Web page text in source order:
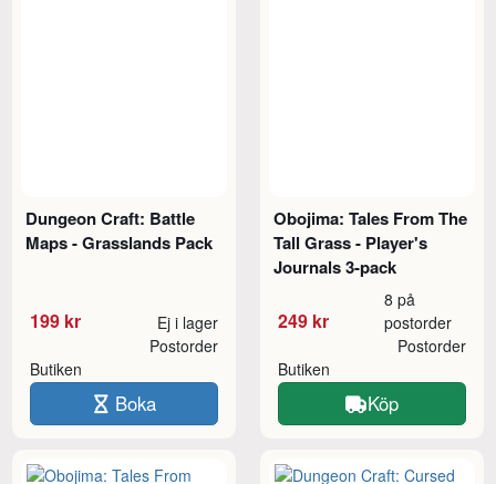
Dungeon Craft: Battle
Maps - Grasslands Pack
199 kr Ej i lager
Butiken
Postorder
Boka
Obojima: Tales From The
Tall Grass - Player's
Journals 3-pack
249 kr
8 på
postorder
Butiken
Postorder
Köp